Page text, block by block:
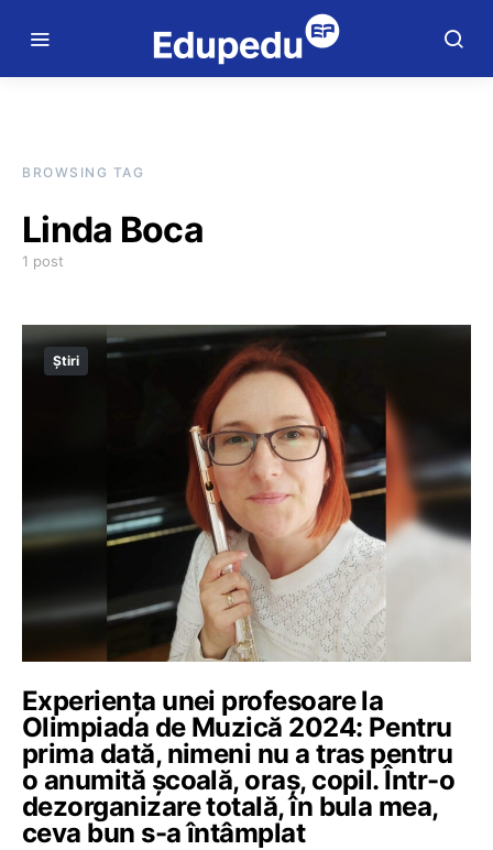
BROWSING TAG
Linda Boca
1 post
Știri
Experiența unei profesoare la
Olimpiada de Muzică 2024: Pentru
prima dată, nimeni nu a tras pentru
o anumită școală, oraș, copil. Într-o
dezorganizare totală, în bula mea,
ceva bun s-a întâmplat